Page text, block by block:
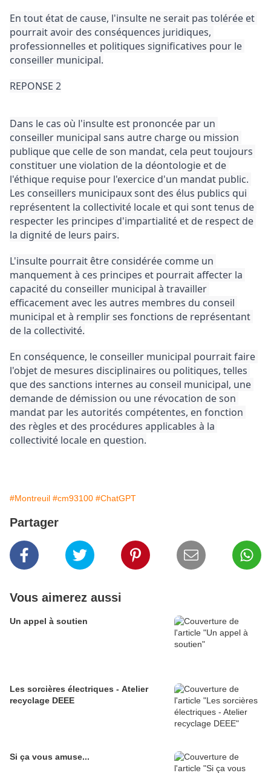
En tout état de cause, l'insulte ne serait pas tolérée et
pourrait avoir des conséquences juridiques,
professionnelles et politiques significatives pour le
conseiller municipal.
REPONSE 2
Dans le cas où l'insulte est prononcée par un
conseiller municipal sans autre charge ou mission
publique que celle de son mandat, cela peut toujours
constituer une violation de la déontologie et de
Les conseillers municipaux sont des élus publics qui
représentent la collectivité locale et qui sont tenus de
respecter les principes d'impartialité et de respect de
la dignité de leurs pairs.
L'insulte pourrait être considérée comme un
manquement à ces principes et pourrait affecter la
capacité du conseiller municipal à travailler
efficacement avec les autres membres du conseil
municipal et à remplir ses fonctions de représentant
de la collectivité.
En conséquence, le conseiller municipal pourrait faire
l'objet de mesures disciplinaires ou politiques, telles
que des sanctions internes au conseil municipal, une
demande de démission ou une révocation de son
mandat par les autorités compétentes, en fonction
des règles et des procédures applicables à la
collectivité locale en question.
#Montreuil #cm93100 #ChatGPT
Partager
Vous aimerez aussi
Un appel à soutien
Les sorcières électriques - Atelier
recyclage DEEE
Si ça vous amuse...